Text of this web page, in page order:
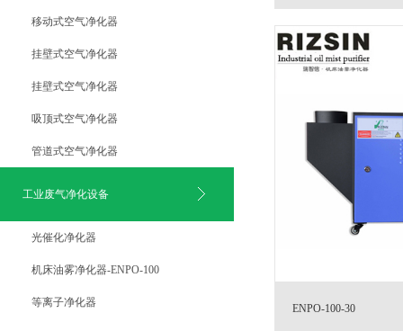
移动式空气净化器
挂壁式空气净化器
挂壁式空气净化器
吸顶式空气净化器
管道式空气净化器
工业废气净化设备
光催化净化器
机床油雾净化器-ENPO-100
等离子净化器 ENPO-100-30